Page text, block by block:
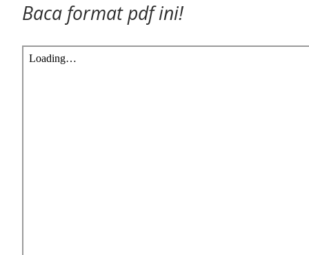
Baca format pdf ini!